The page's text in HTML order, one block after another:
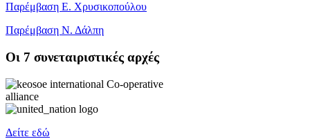
Παρέμβαση Ε. Χρυσικοπούλου
Παρέμβαση Ν. Δάλπη
Oι 7 συνεταιριστικές αρχές
Δείτε εδώ